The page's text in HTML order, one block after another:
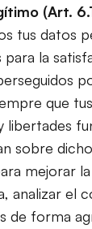
(Art.
tus datos
para la
que
libertades
sobre
mejorar
analizar el
de forma